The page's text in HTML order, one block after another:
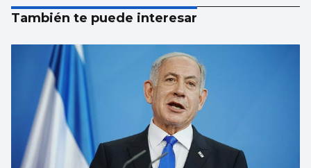
También te puede interesar